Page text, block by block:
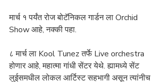
मार्च १ पर्यंत रोज बोटॅनिकल गार्डन ला Orchid
Show आहे, नक्की पहा.
८ मार्च ला Kool Tunez तर्फे Live orchestra
होणार आहे, महात्मा गांधी सेंटर येथे. ह्यामध्ये सेंट
लुईसमधील लोकल आर्टिस्ट सहभागी असून त्यांनीच